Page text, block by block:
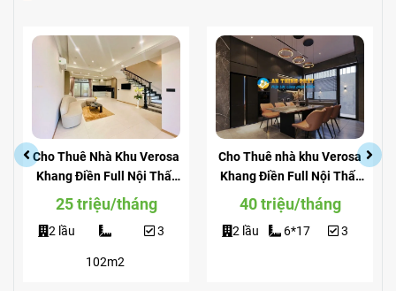
Cho Thuê Nhà Khu Verosa
Khang Điền Full Nội Thất
Giá Siêu Rẻ
25 triệu/tháng
2 lầu
102m2
3
Cho Thuê nhà khu Verosa
Khang Điền Full Nội Thất
View Công Viên
40 triệu/tháng
2 lầu 6*17 3